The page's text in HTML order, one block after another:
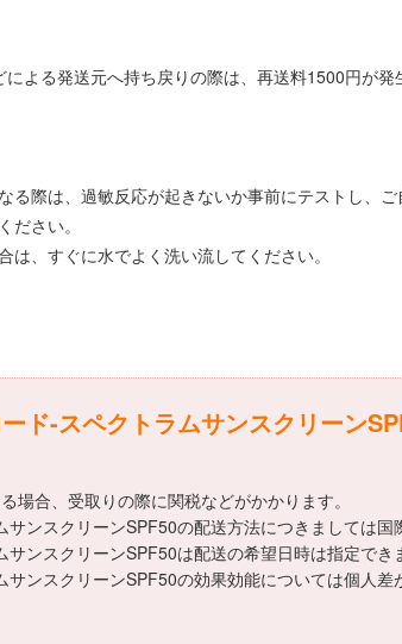
よる発送元へ持ち戻りの際は、再送料1500円が
る際は、過敏反応が起きないか事前にテストし、
ださい。
、すぐに水でよく洗い流してください。
ド-スペクトラムサンスクリーン
合、受取りの際に関税などがかかります。
ンスクリーンSPF50の配送方法につきましては国
ンスクリーンSPF50は配送の希望日時は指定でき
ンスクリーンSPF50の効果効能については個人